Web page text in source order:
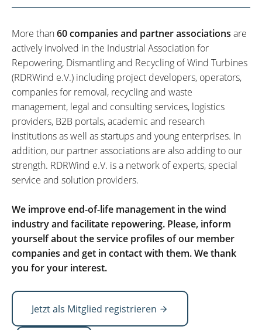
More than60 companies and partner associations are
actively involved in the Industrial Association for
Repowering, Dismantling and Recycling of Wind Turbines
(RDRWind e.V.) including project developers, operators,
companies for removal, recycling and waste
management, legal and consulting services, logistics
providers, B2B portals, academic and research
institutions as well as startups and young enterprises. In
addition, our partner associations are also adding to our
strength. RDRWind e.V. is a network of experts, special
service and solution providers.
We improve end-of-life management in the wind
industry and facilitate repowering. Please, inform
yourself about the service profiles of our member
companies and get in contact with them. We thank
you for your interest.
Jetzt als Mitglied registrieren